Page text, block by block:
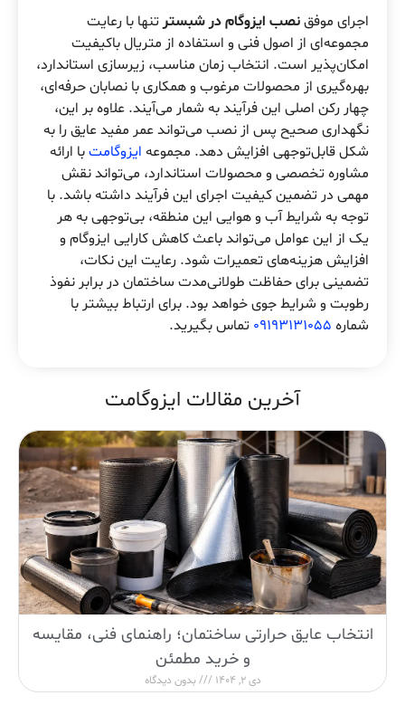
اجرای موفقنصب ایزوگام در شبستر تنها با رعایت
مجموعه‌ای از اصول فنی و استفاده از متریال باکیفیت
امکان‌پذیر است. انتخاب زمان مناسب، زیرسازی استاندارد،
بهره‌گیری از محصولات مرغوب و همکاری با نصابان حرفه‌ای،
چهار رکن اصلی این فرآیند به شمار می‌آیند. علاوه بر این،
نگهداری صحیح پس از نصب می‌تواند عمر مفید عایق را به
شکل قابل‌توجهی افزایش دهد. مجموعه ایزوگامتبا ارائه
مشاوره تخصصی و محصولات استاندارد، می‌تواند نقش
مهمی در تضمین کیفیت اجرای این فرآیند داشته باشد. با
توجه به شرایط آب و هوایی این منطقه، بی‌توجهی به هر
یک از این عوامل می‌تواند باعث کاهش کارایی ایزوگام و
افزایش هزینه‌های تعمیرات شود. رعایت این نکات،
تضمینی برای حفاظت طولانی‌مدت ساختمان در برابر نفوذ
رطوبت و شرایط جوی خواهد بود. برای ارتباط بیشتر با
شماره 09193131055 تماس بگیرید.
آخرین مقالات ایزوگامت
انتخاب عایق حرارتی ساختمان؛ راهنمای فنی، مقایسه
و خرید مطمئن
دی 2, 1404 بدون دیدگاه